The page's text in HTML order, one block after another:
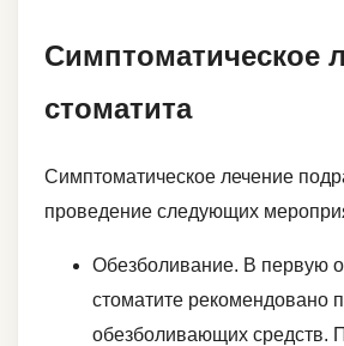
Симптоматическое
стоматита
Симптоматическое лечение
проведение следующих
Обезболивание. В первую
стоматите рекомендовано
обезболивающих средств.